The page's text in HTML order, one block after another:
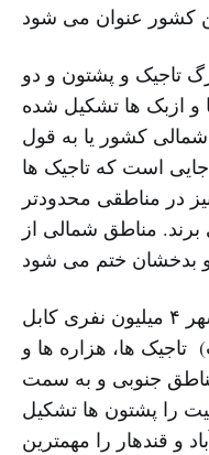
تاجیک و پشتون و دو
و ازبک ها تشکیل شده
کشور یا به قول
است که تاجیک ها
در مناطقی محدودتر
مناطق شمالی از
در مناطق مرکزی و از جمله شهر ۴ میلیون نفری کابل
ها، هزاره ها و
جنوبی و به سمت
را پشتون ها تشکیل
و قندهار را مهمترین